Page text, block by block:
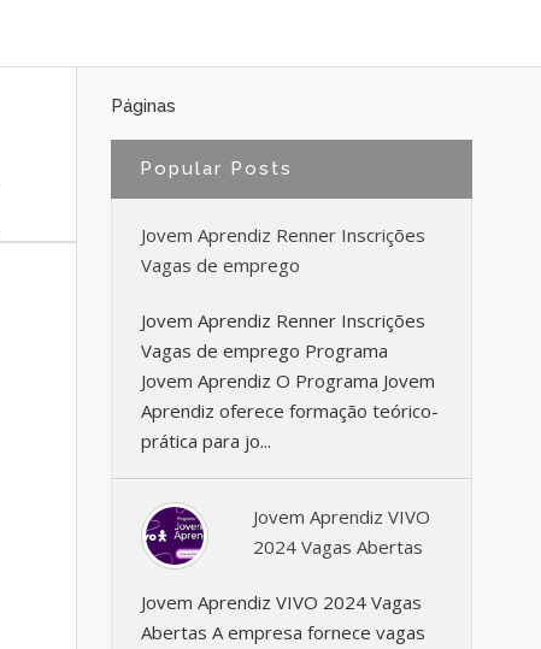
Páginas
Popular Posts
Jovem Aprendiz Renner Inscrições
Vagas de emprego
Jovem Aprendiz Renner Inscrições
Vagas de emprego Programa
Jovem Aprendiz O Programa Jovem
Aprendiz oferece formação teórico-
prática para jo...
Jovem Aprendiz VIVO
2024 Vagas Abertas
Jovem Aprendiz VIVO 2024 Vagas
Abertas A empresa fornece vagas